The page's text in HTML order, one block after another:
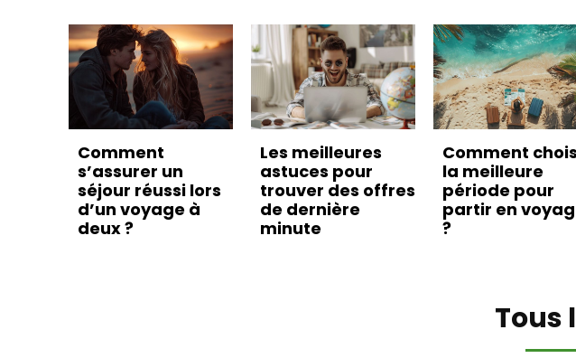
Comment
s’assurer un
séjour réussi lors
d’un voyage à
deux ?
Les meilleures
astuces pour
trouver des offres
de dernière
minute
Comment
la meilleure
période pour
partir en
?
Tous